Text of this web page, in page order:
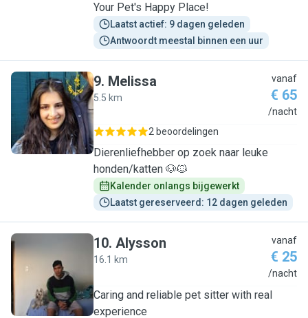
Your Pet's Happy Place!
Laatst actief: 9 dagen geleden
Antwoordt meestal binnen een uur
M
9. Melissa
5.5 km
vanaf
€ 65
/nacht
2 beoordelingen
Dierenliefhebber op zoek naar leuke
honden/katten 🐶🐱
Kalender onlangs bijgewerkt
Laatst gereserveerd: 12 dagen geleden
A
10. Alysson
16.1 km
vanaf
€ 25
/nacht
Caring and reliable pet sitter with real
experience